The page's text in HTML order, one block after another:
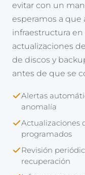
evitar con un
esperamos a
infraestructura
actualizaciones
de discos y
antes de que se
Alertas
anomalía
Actualizaciones
programados
Revisión
recuperación